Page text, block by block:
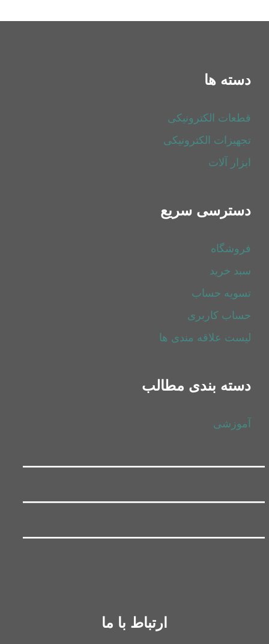
دسته ها
قطعات الکترونیکی
تجهیزات الکترونیکی
ابزار آلات
دسترسی سریع
فروشگاه
سبد خرید
تسویه حساب
حساب کاربری
لیست علاقه مندی ها
دسته بندی مطالب
آموزشی
ارتباط با ما